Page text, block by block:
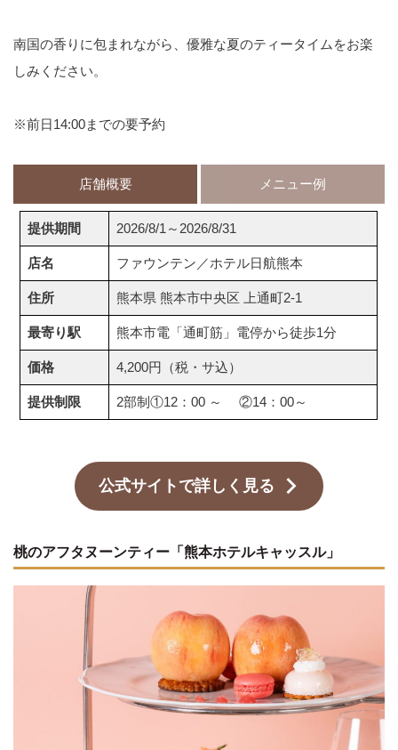
南国の香りに包まれながら、優雅な夏のティータイムをお楽
しみください。
※前日14:00までの要予約
店舗概要 メニュー例
提供期間 2026/8/1～2026/8/31
店名 ファウンテン／ホテル日航熊本
住所 熊本県 熊本市中央区 上通町2-1
最寄り駅 熊本市電「通町筋」電停から徒歩1分
価格 4,200円（税・サ込）
提供制限 2部制①12：00 ～ ②14：00～
公式サイトで詳しく見る
桃のアフタヌーンティー「熊本ホテルキャッスル」